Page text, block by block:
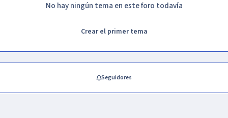
No hay ningún tema en este foro todavía
Crear el primer tema
Seguidores